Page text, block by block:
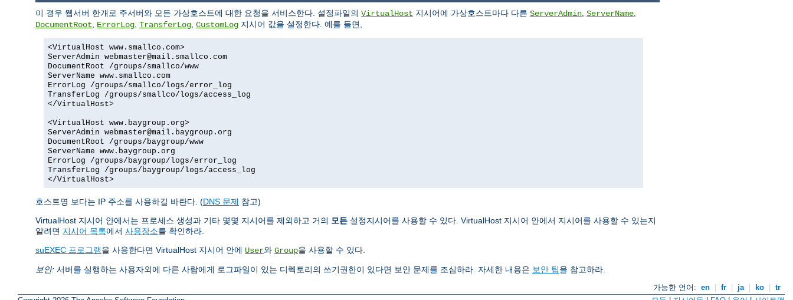
이 경우 웹서버 한개로 주서버와 모든 가상호스트에 대한 요청을 서비스한다. 설정파일의 VirtualHost 지시어에 가상호스트마다 다른 ServerAdmin ServerName
DocumentRoot
ErrorLog TransferLog CustomLog 지시어 값을 설정한다. 예를 들면,
<VirtualHost www.smallco.com>
ServerAdmin webmaster@mail.smallco.com
DocumentRoot /groups/smallco/www
ServerName www.smallco.com
ErrorLog /groups/smallco/logs/error_log
TransferLog /groups/smallco/logs/access_log
</VirtualHost>
<VirtualHost www.baygroup.org>
ServerAdmin webmaster@mail.baygroup.org
DocumentRoot /groups/baygroup/www
ServerName www.baygroup.org
ErrorLog /groups/baygroup/logs/error_log
TransferLog /groups/baygroup/logs/access_log
</VirtualHost>
호스트명 보다는 IP 주소를 사용하길 바란다. (DNS 문제 참고)
VirtualHost 지시어 안에서는 프로세스 생성과 기타 몇몇 지시어를 제외하고 거의 모든 설정지시어를 사용할 수 있다. VirtualHost 지시어 안에서 지시어를 사용할 수 있는지
알려면 지시어 목록에서 사용장소를 확인하라.
suEXEC 프로그램을 사용한다면 VirtualHost 지시어 안에 User와 Group을 사용할 수 있다.
보안: 서버를 실행하는 사용자외에 다른 사람에게 로그파일이 있는 디렉토리의 쓰기권한이 있다면 보안 문제를 조심하라. 자세한 내용은 보안 팁을 참고하라.
가능한 언어: en fr ja ko
tr